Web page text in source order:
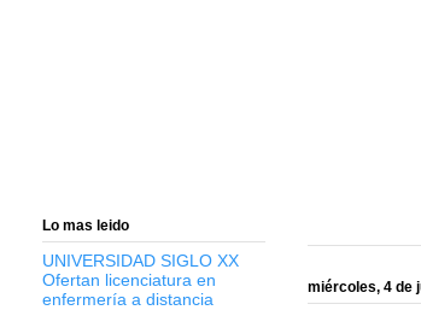
miércoles, 4 de
Lo mas leido
UNIVERSIDAD SIGLO XX
Ofertan licenciatura en
enfermería a distancia